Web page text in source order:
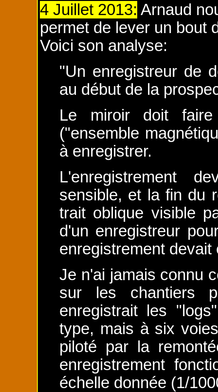
4 Juillet 2013: Arnaud
permet de lever un bout
Voici son analyse:
"Un enregistreur de
au début de la
Le miroir doit faire
("ensemble
à enregistrer.
L'enregistrement
sensible, et la fin du
trait oblique visible
d'un enregistreur
enregistrement
Je n'ai jamais connu
sur les chantiers
enregistrait les
type, mais à six
piloté par la
enregistrement
échelle donnée (1/